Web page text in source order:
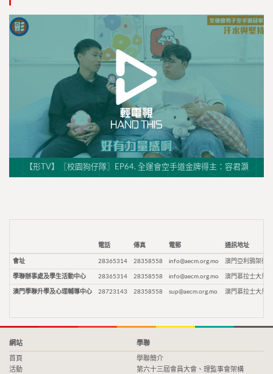
【形TV】〖校園狗仔隊〗EP64. 全運會空手道金牌得主：容君灝
電話 傳真 電郵 通訊地址
會址 28365314 28358558 info@aecm.org.mo 澳門亞利鴉架街9
學聯辦事處及學生活動中心 28365314 28358558 info@aecm.org.mo 澳門慕拉士大馬
澳門學聯升學及心理輔導中心 28723143 28358558 sup@aecm.org.mo 澳門慕拉士大馬
網站
首頁
活動
學聯
學聯簡介
第六十三屆會員大會、理監事會架構